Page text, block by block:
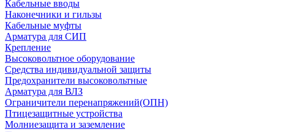
Кабельные вводы
Наконечники и гильзы
Кабельные муфты
Арматура для СИП
Крепление
Высоковольтное оборудование
Средства индивидуальной защиты
Предохранители высоковольтные
Арматура для ВЛЗ
Ограничители перенапряжений(ОПН)
Птицезащитные устройства
Молниезащита и заземление